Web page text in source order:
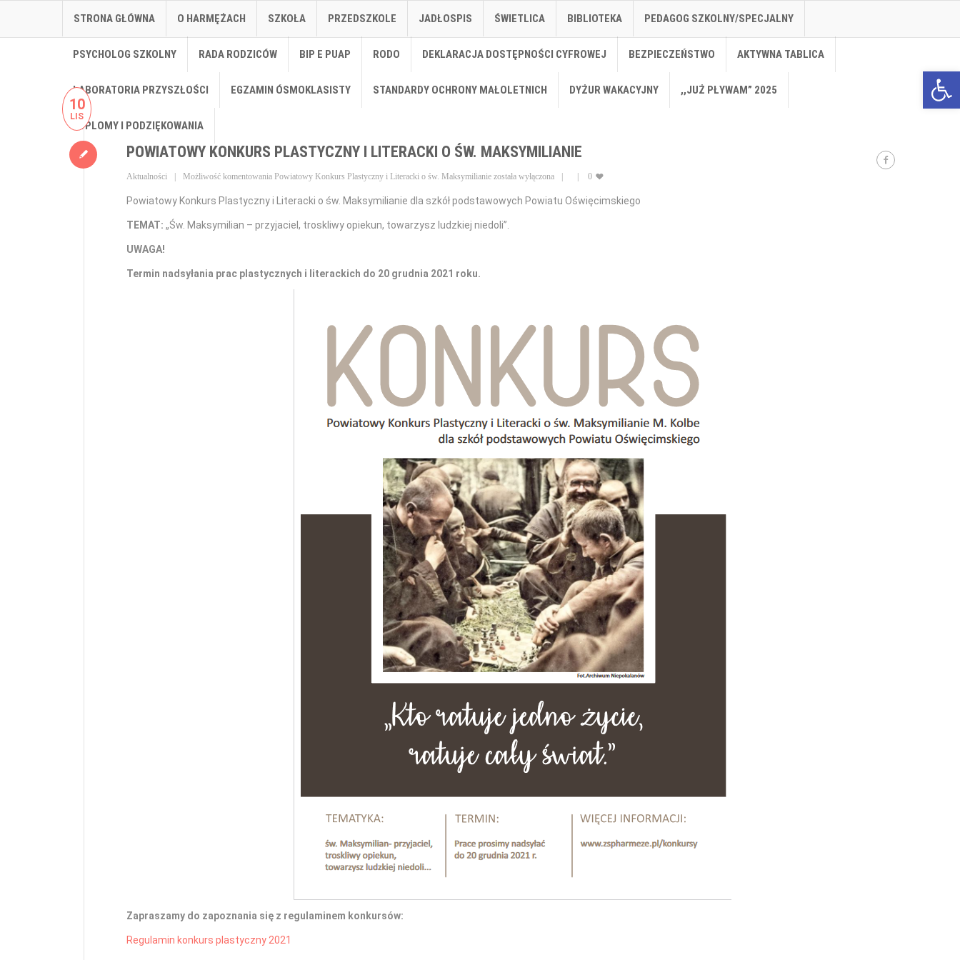
STRONA GŁÓWNA O HARMĘŻACH SZKOŁA PRZEDSZKOLE JADŁOSPIS ŚWIETLICA BIBLIOTEKA PEDAGOG SZKOLNY/SPECJALNY
PSYCHOLOG SZKOLNY RADA RODZICÓW BIP E PUAP RODO DEKLARACJA DOSTĘPNOŚCI CYFROWEJ BEZPIECZEŃSTWO AKTYWNA TABLICA
LABORATORIA PRZYSZŁOŚCI EGZAMIN ÓSMOKLASISTY STANDARDY OCHRONY MAŁOLETNICH DYŻUR WAKACYJNY ,,JUŻ PŁYWAM” 2025
DYPLOMY I PODZIĘKOWANIA
10
LIS
POWIATOWY KONKURS PLASTYCZNY I LITERACKI O ŚW. MAKSYMILIANIE
Aktualności Możliwość komentowania Powiatowy Konkurs Plastyczny i Literacki o św. Maksymilianie została wyłączona 0
Powiatowy Konkurs Plastyczny i Literacki o św. Maksymilianie dla szkół podstawowych Powiatu Oświęcimskiego
TEMAT: „Św. Maksymilian – przyjaciel, troskliwy opiekun, towarzysz ludzkiej niedoli”.
UWAGA!
Termin nadsyłania prac plastycznych i literackich do 20 grudnia 2021 roku.
Zapraszamy do zapoznania się z regulaminem konkursów:
Regulamin konkurs plastyczny 2021